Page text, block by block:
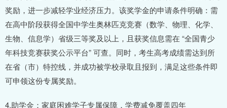
奖励，进一步减轻学业经济压力。该奖学金的申请条件明确：需
在高中阶段获得全国中学生奥林匹克竞赛（数学、物理、化学、
生物、信息学）省级三等奖及以上，且获奖信息需在 “全国青少
年科技竞赛获奖公示平台” 可查。同时，考生高考成绩需达到所
在省（市）特控线，并成功被学校录取且报到，满足这些条件即
可申领这份专属奖励。
4.助学金：家庭困难学子专属保障，学费减免覆盖四年